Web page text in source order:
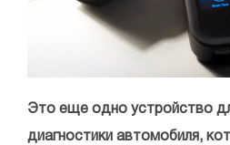
Это еще одно устройство
диагностики автомобиля,